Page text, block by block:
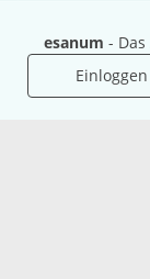
esanum -
Einloggen
Für Agenturen
Mediadaten
Presse